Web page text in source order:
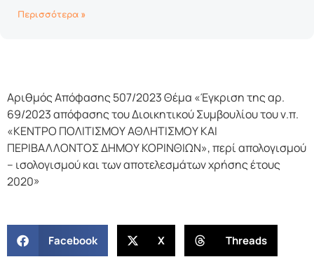
Περισσότερα »
Αριθμός Απόφασης 507/2023 Θέμα «Έγκριση της αρ.
69/2023 απόφασης του Διοικητικού Συμβουλίου του ν.π.
«ΚΕΝΤΡΟ ΠΟΛΙΤΙΣΜΟΥ ΑΘΛΗΤΙΣΜΟΥ ΚΑΙ
ΠΕΡΙΒΑΛΛΟΝΤΟΣ ΔΗΜΟΥ ΚΟΡΙΝΘΙΩΝ», περί απολογισμού
– ισολογισμού και των αποτελεσμάτων χρήσης έτους
2020»
Facebook X Threads